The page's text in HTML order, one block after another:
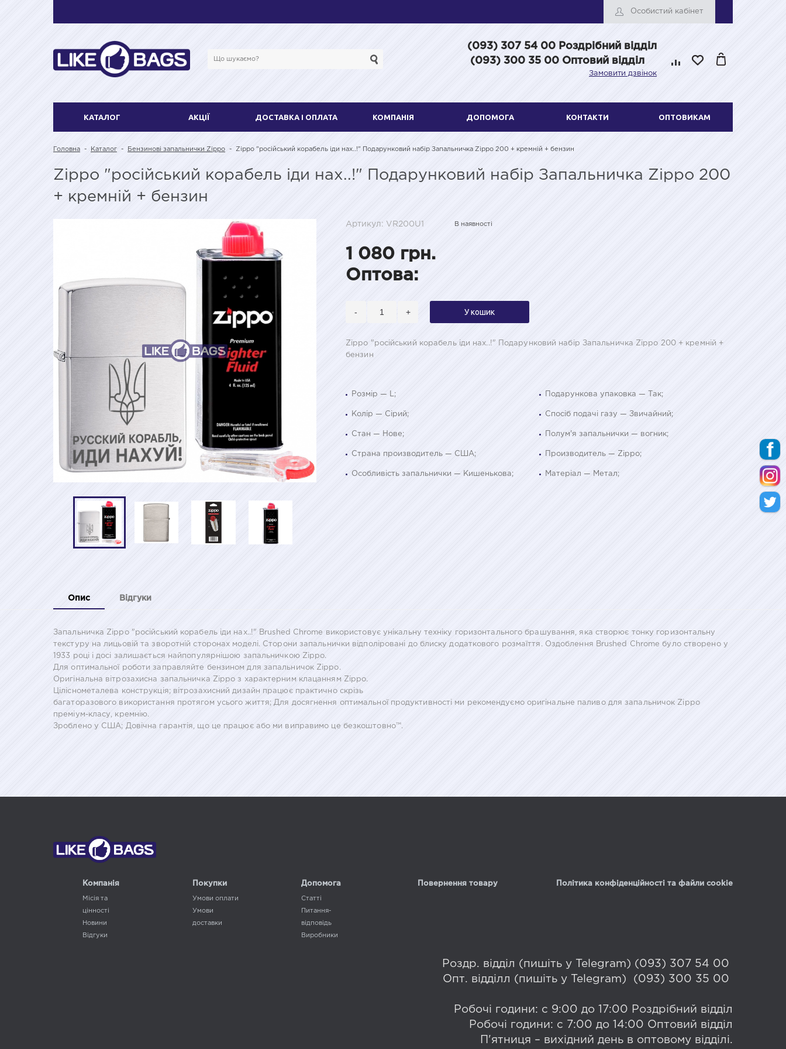
Особистий кабінет
(093) 307 54 00 Роздрібний відділ
(093) 300 35 00 Оптовий відділ
Замовити дзвінок
КАТАЛОГ АКЦІЇ ДОСТАВКА І ОПЛАТА КОМПАНІЯ ДОПОМОГА КОНТАКТИ ОПТОВИКАМ
Головна - Каталог - Бензинові запальнички Zippo - Zippo "російський корабель іди нах..!" Подарунковий набір Запальничка Zippo 200 + кремній + бензин
Zippo "російський корабель іди нах..!" Подарунковий набір Запальничка Zippo 200
+ кремній + бензин
Артикул: VR200U1 В наявності
1 080 грн.
Оптова:
- + У кошик
Zippo "російський корабель іди нах..!" Подарунковий набір Запальничка Zippo 200 + кремній +
бензин
Розмір — L; Подарункова упаковка — Так;
Колір — Сірий; Спосіб подачі газу — Звичайний;
Стан — Нове; Полум'я запальнички — вогник;
Страна производитель — США; Производитель — Zippo;
Особливість запальнички — Кишенькова; Матеріал — Метал;
Опис Відгуки
Запальничка Zippo "російський корабель іди нах..!" Brushed Chrome використовує унікальну техніку горизонтального брашування, яка створює тонку горизонтальну
текстуру на лицьовій та зворотній сторонах моделі. Сторони запальнички відполіровані до блиску додаткового розмаїття. Оздоблення Brushed Chrome було створено у
1933 році і досі залишається найпопулярнішою запальничкою Zippo.
Для оптимальної роботи заправляйте бензином для запальничок Zippo.
Оригінальна вітрозахисна запальничка Zippo з характерним клацанням Zippo.
Ціліснометалева конструкція; вітрозахисний дизайн працює практично скрізь
багаторазового використання протягом усього життя; Для досягнення оптимальної продуктивності ми рекомендуємо оригінальне паливо для запальничок Zippo
преміум-класу, кремнію.
Зроблено у США; Довічна гарантія, що це працює або ми виправимо це безкоштовно™.
Компанія
Місія та
цінності
Новини
Відгуки
Покупки
Умови оплати
Умови
доставки
Допомога
Статті
Питання-
відповідь
Виробники
Повернення товару Політика конфіденційності та файли cookie
Роздр. відділ (пишіть у Telegram) (093) 307 54 00
Опт. відділл (пишіть у Telegram) (093) 300 35 00
Робочі години: с 9:00 до 17:00 Роздрібний відділ
Робочі години: с 7:00 до 14:00 Оптовий відділ
П'ятниця – вихідний день в оптовому відділі.